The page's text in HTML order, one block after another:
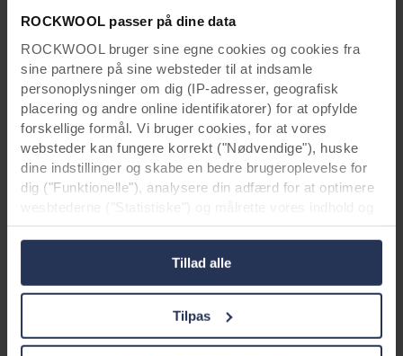
ROCKWOOL passer på dine data
ROCKWOOL bruger sine egne cookies og cookies fra
sine partnere på sine websteder til at indsamle
personoplysninger om dig (IP-adresser, geografisk
placering og andre online identifikatorer) for at opfylde
forskellige formål. Vi bruger cookies, for at vores
websteder kan fungere korrekt ("Nødvendige"), huske
dine indstillinger og skabe en bedre brugeroplevelse for
dig ("Funktionelle"), analysere din adfærd for at optimere
annoncer på sociale medier og eksterne websteder
baseret på din adfærd på vores websteder
("Markedsføring"). Oplysninger om din brug af vores
websteder kan blive videregivet til vores partnere inden
forretningspartnere kan kombinere disse data med andre
oplysninger, som de tidligere har modtaget, eller som de
Tillad alle
Tilpas
*Bemærkvenligst, at vi løbende opdaterer
vores sortiment for at imødekomme markedets
designs i dette referenceprojekt ikke længere
er tilgængelige. Du er velkommen til at